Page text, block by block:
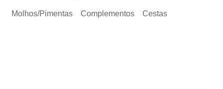
Molhos/Pimentas Complementos Cestas